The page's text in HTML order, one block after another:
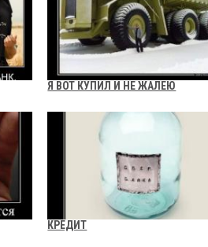
Я ВОТ КУПИЛ И НЕ ЖАЛЕЮ
КРЕДИТ